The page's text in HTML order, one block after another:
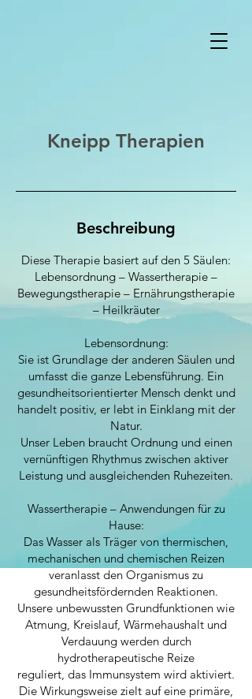
Kneipp Therapien
Beschreibung
Diese Therapie basiert auf den 5 Säulen:
Lebensordnung – Wassertherapie –
Bewegungstherapie – Ernährungstherapie
– Heilkräuter
Lebensordnung:
Sie ist Grundlage der anderen Säulen und
umfasst die ganze Lebensführung. Ein
gesundheitsorientierter Mensch denkt und
handelt positiv, er lebt in Einklang mit der
Natur.
Unser Leben braucht Ordnung und einen
vernünftigen Rhythmus zwischen aktiver
Leistung und ausgleichenden Ruhezeiten.
Wassertherapie – Anwendungen für zu
Hause:
Das Wasser als Träger von thermischen,
mechanischen und chemischen Reizen
veranlasst den Organismus zu
gesundheitsfördernden Reaktionen.
Unsere unbewussten Grundfunktionen wie
Atmung, Kreislauf, Wärmehaushalt und
Verdauung werden durch
hydrotherapeutische Reize
reguliert, das Immunsystem wird aktiviert.
Die Wirkungsweise zielt auf eine primäre,